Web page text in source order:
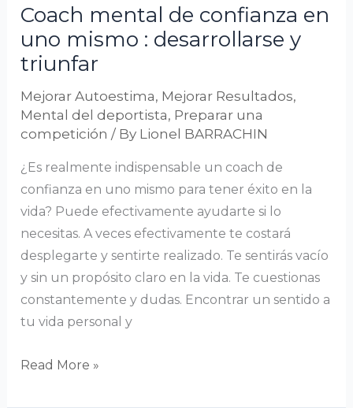
Coach mental de confianza en
uno mismo : desarrollarse y
triunfar
Mejorar Autoestima, Mejorar Resultados,
Mental del deportista, Preparar una
competición / By Lionel BARRACHIN
¿Es realmente indispensable un coach de
confianza en uno mismo para tener éxito en la
vida? Puede efectivamente ayudarte si lo
necesitas. A veces efectivamente te costará
desplegarte y sentirte realizado. Te sentirás vacío
y sin un propósito claro en la vida. Te cuestionas
constantemente y dudas. Encontrar un sentido a
tu vida personal y
desarrollarse
triunfar
Read More »